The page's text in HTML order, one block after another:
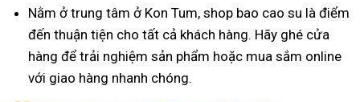
Nằm ở trung tâm ở Kon Tum, shop bao cao su là điểm
đến thuận tiện cho tất cả khách hàng. Hãy ghé cửa
hàng để trải nghiệm sản phẩm hoặc mua sắm online
với giao hàng nhanh chóng.